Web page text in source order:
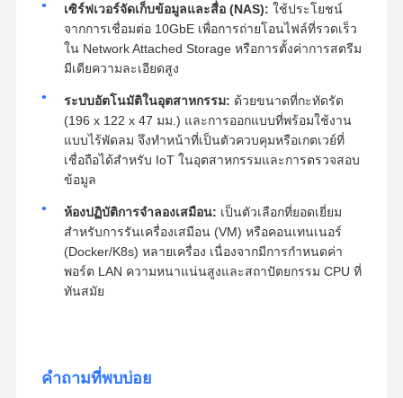
เซิร์ฟเวอร์จัดเก็บข้อมูลและสื่อ (NAS): ใช้ประโยชน์
จากการเชื่อมต่อ 10GbE เพื่อการถ่ายโอนไฟล์ที่รวดเร็ว
ใน Network Attached Storage หรือการตั้งค่าการสตรีม
มีเดียความละเอียดสูง
ระบบอัตโนมัติในอุตสาหกรรม: ด้วยขนาดที่กะทัดรัด
(196 x 122 x 47 มม.) และการออกแบบที่พร้อมใช้งาน
แบบไร้พัดลม จึงทำหน้าที่เป็นตัวควบคุมหรือเกตเวย์ที่
เชื่อถือได้สำหรับ IoT ในอุตสาหกรรมและการตรวจสอบ
ข้อมูล
ห้องปฏิบัติการจำลองเสมือน: เป็นตัวเลือกที่ยอดเยี่ยม
สำหรับการรันเครื่องเสมือน (VM) หรือคอนเทนเนอร์
(Docker/K8s) หลายเครื่อง เนื่องจากมีการกำหนดค่า
พอร์ต LAN ความหนาแน่นสูงและสถาปัตยกรรม CPU ที่
ทันสมัย
คำถามที่พบบ่อย